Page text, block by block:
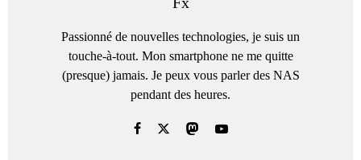
Passionné de nouvelles technologies, je suis un
touche-à-tout. Mon smartphone ne me quitte
(presque) jamais. Je peux vous parler des NAS
pendant des heures.